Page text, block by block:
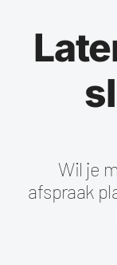
Wil je
afspraak